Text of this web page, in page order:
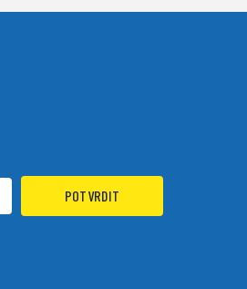
POTVRDIT